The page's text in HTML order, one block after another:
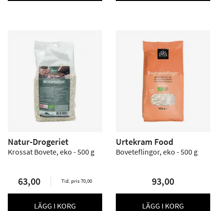
Natur-Drogeriet
Krossat Bovete, eko - 500 g
63,00 Tid. pris 70,00
LÄGG I KORG
Urtekram Food
Boveteflingor, eko - 500 g
93,00
LÄGG I KORG